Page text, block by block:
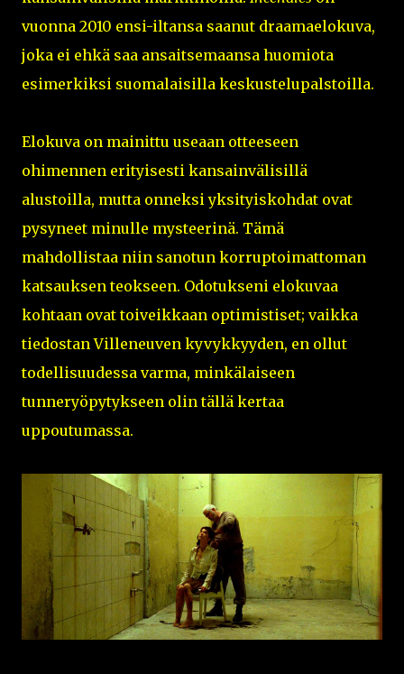
vuonna 2010 ensi-iltansa saanut draamaelokuva,
joka ei ehkä saa ansaitsemaansa huomiota
esimerkiksi suomalaisilla keskustelupalstoilla.
Elokuva on mainittu useaan otteeseen
ohimennen erityisesti kansainvälisillä
alustoilla, mutta onneksi yksityiskohdat ovat
pysyneet minulle mysteerinä. Tämä
mahdollistaa niin sanotun korruptoimattoman
katsauksen teokseen. Odotukseni elokuvaa
kohtaan ovat toiveikkaan optimistiset; vaikka
tiedostan Villeneuven kyvykkyyden, en ollut
todellisuudessa varma, minkälaiseen
tunneryöpytykseen olin tällä kertaa
uppoutumassa.